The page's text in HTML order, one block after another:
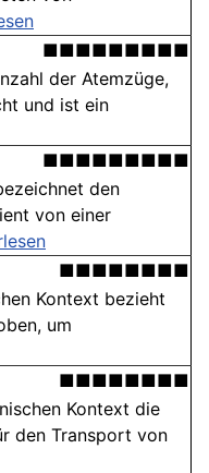
■■■■■■■■■
der Atemzüge,
und ist ein
■■■■■■■■■
den
von einer
■■■■■■■■
Kontext bezieht
um
■■■■■■■■
Kontext die
den Transport von